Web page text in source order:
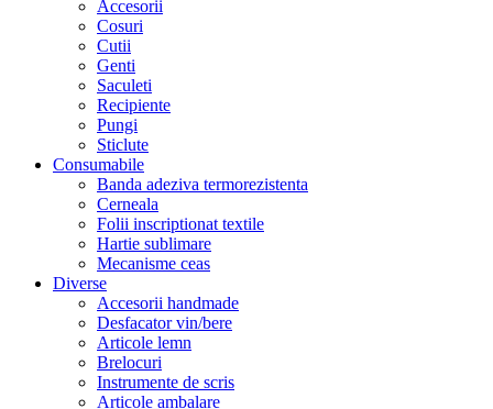
Accesorii
Cosuri
Cutii
Genti
Saculeti
Recipiente
Pungi
Sticlute
Consumabile
Banda adeziva termorezistenta
Cerneala
Folii inscriptionat textile
Hartie sublimare
Mecanisme ceas
Diverse
Accesorii handmade
Desfacator vin/bere
Articole lemn
Brelocuri
Instrumente de scris
Articole ambalare